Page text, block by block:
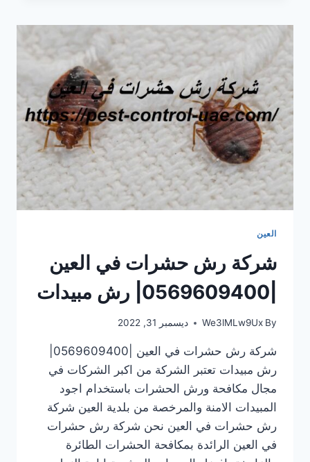
العين
رش
الحشرات
العين
شركة رش حشرات في العين
By
We3lMLw9Ux ديسمبر 31, 2022
رش مبيدات تعتبر الشركة من اكبر الشركات في
مجال مكافحة ورش الحشرات باستخدام اجود
المبيدات الامنة والمرخصة من بلدية العين شركة
رش حشرات في العين نحن شركة رش حشرات
في العين الرائدة بمكافحة الحشرات الطائرة